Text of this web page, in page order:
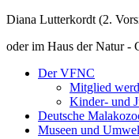
Diana Lutterkordt (2.
oder im Haus der Natur -
Der VFNC
Mitglied
Kinder- und
Deutsche
Museen und